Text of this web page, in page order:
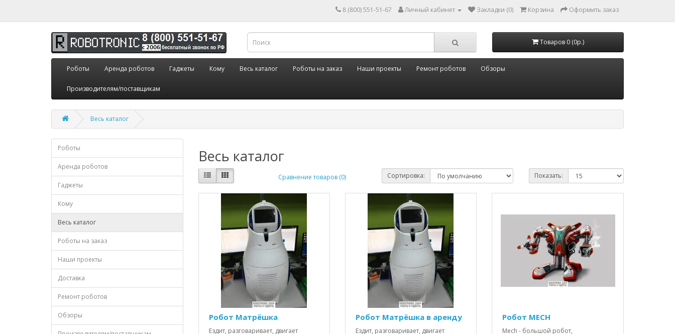
8 (800) 551-51-67 Личный кабинет Закладки (0) Корзина Оформить заказ
Товаров 0 (0р.)
Роботы Аренда роботов Гаджеты Кому Весь каталог Роботы на заказ Наши проекты Ремонт роботов Обзоры
Производителям/поставщикам
Весь каталог
Роботы
Аренда роботов
Гаджеты
Кому
Весь каталог
Роботы на заказ
Наши проекты
Доставка
Ремонт роботов
Обзоры
Весь каталог
Сравнение товаров (0) Сортировка: Показать:
Робот Матрёшка
Ездит, разговаривает, двигает
Робот Матрёшка в аренду
Ездит, разговаривает, двигает
Робот МЕСН
Mech - большой робот,